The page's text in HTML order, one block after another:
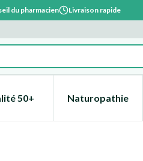
du pharmacien Livraison rapide
alimentation &
pour la catégorie
50+
Afficher le sous-menu pour la
Naturopathie
Afficher